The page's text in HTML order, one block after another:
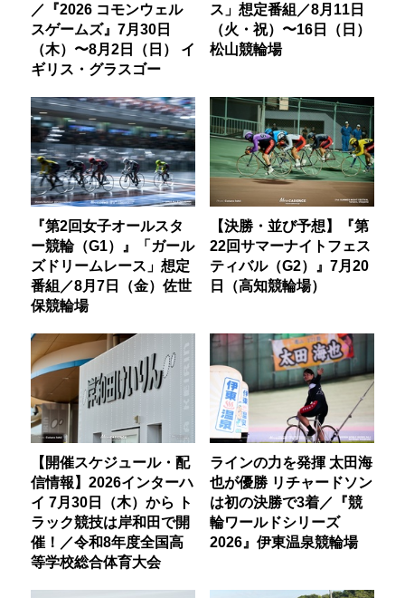
／『2026 コモンウェル
スゲームズ』7月30日
（木）〜8月2日（日） イ
ギリス・グラスゴー
ス」想定番組／8月11日
（火・祝）〜16日（日）
松山競輪場
『第2回女子オールスタ
ー競輪（G1）』「ガール
ズドリームレース」想定
番組／8月7日（金）佐世
保競輪場
【決勝・並び予想】『第
22回サマーナイトフェス
ティバル（G2）』7月20
日（高知競輪場）
【開催スケジュール・配
信情報】2026インターハ
イ 7月30日（木）から ト
ラック競技は岸和田で開
催！／令和8年度全国高
等学校総合体育大会
ラインの力を発揮 太田海
也が優勝 リチャードソン
は初の決勝で3着／『競
輪ワールドシリーズ
2026』伊東温泉競輪場